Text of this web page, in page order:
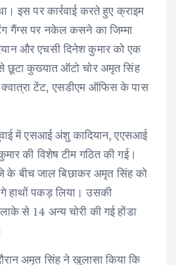
इस पर कार्रवाई करते हुए क्राइम
गैंग्स पर नकेल कसने का जिम्मा
और एचसी दिनेश कुमार को एक
छूटा कुख्यात ऑटो चोर अमृत सिंह
क्वात्रा टेंट, एसडीएम ऑफिस के पास
में एसआई अंशु कादियान, एएसआई
की विशेष टीम गठित की गई।
बीच जाल बिछाकर अमृत सिंह को
हाथों पकड़ लिया। उसकी
से 14 अन्य चोरी की गई होंडा
अमृत सिंह ने खुलासा किया कि